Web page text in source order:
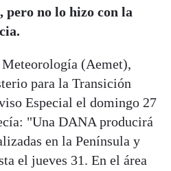
pero no lo hizo con la
(Aemet),
para la Transición
Especial el domingo 27
"Una DANA producirá
en la Península y
el jueves 31. En el área